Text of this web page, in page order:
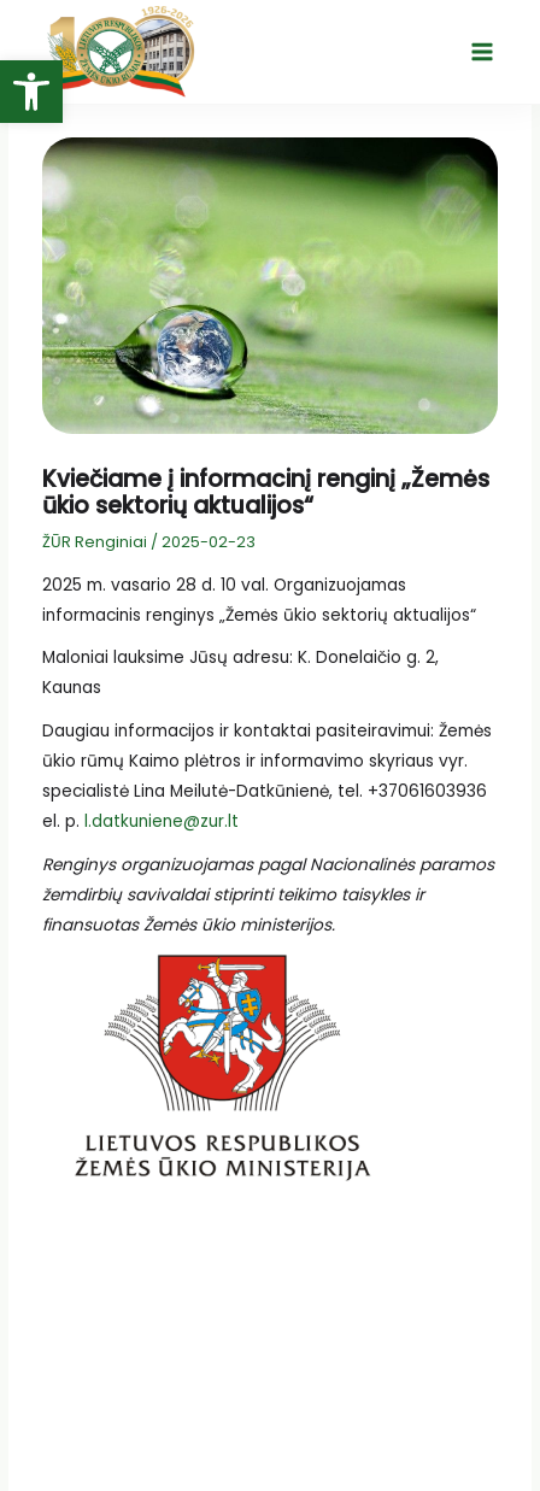
Open toolbar
turinio
Main
Kviečiame į informacinį renginį „Žemės
ūkio sektorių aktualijos“
ŽŪR Renginiai / 2025-02-23
2025 m. vasario 28 d. 10 val. Organizuojamas
informacinis renginys „Žemės ūkio sektorių aktualijos“
Maloniai lauksime Jūsų adresu: K. Donelaičio g. 2,
Kaunas
Daugiau informacijos ir kontaktai pasiteiravimui: Žemės
ūkio rūmų Kaimo plėtros ir informavimo skyriaus vyr.
specialistė Lina Meilutė-Datkūnienė, tel. +37061603936
el. p. l.datkuniene@zur.lt
Renginys organizuojamas pagal Nacionalinės paramos
žemdirbių savivaldai stiprinti teikimo taisykles ir
finansuotas Žemės ūkio ministerijos.